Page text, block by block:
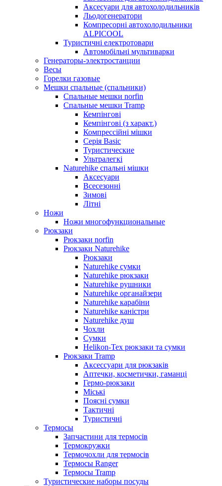
Аксесуари для автохолодильників
Льодогенератори
Компресорні автохолодильники
ALPICOOL
Туристичні електротовари
Автомобільні мультиварки
Генераторы-электростанции
Весы
Горелки газовые
Мешки спальные (спальники)
Спальные мешки norfin
Спальные мешки Tramp
Кемпінгові
Кемпінгові (з характ.)
Компрессійні мішки
Серія Basic
Туристические
Ультралегкі
Naturehike спальні мішки
Аксесуари
Всесезонні
Зимові
Літні
Ножи
Ножи многофункциональные
Рюкзаки
Рюкзаки norfin
Рюкзаки Naturehike
Рюкзаки
Naturehike сумки
Naturehike рюкзаки
Naturehike рушники
Naturehike органайзери
Naturehike карабіни
Naturehike каністри
Naturehike душ
Чохли
Сумки
Helikon-Tex рюкзаки та сумки
Рюкзаки Tramp
Аксессуари для рюкзаків
Аптечки, косметички, гаманці
Гермо-рюкзаки
Міські
Поясні сумки
Тактичні
Туристичні
Термосы
Запчастини для термосів
Термокружки
Термочохли для термосів
Термосы Ranger
Термосы Tramp
Туристические наборы посуды